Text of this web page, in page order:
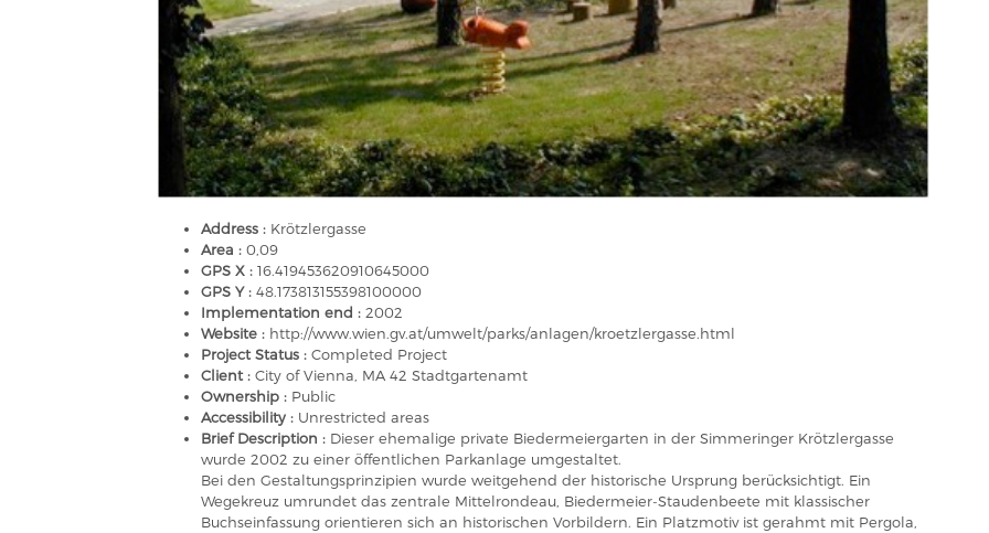
Address : Krötzlergasse
Area : 0,09
GPS X : 16.419453620910645000
GPS Y : 48.173813155398100000
Implementation end : 2002
Website : http://www.wien.gv.at/umwelt/parks/anlagen/kroetzlergasse.html
Project Status : Completed Project
Client : City of Vienna, MA 42 Stadtgartenamt
Ownership : Public
Accessibility : Unrestricted areas
Brief Description : Dieser ehemalige private Biedermeiergarten in der Simmeringer Krötzlergasse
wurde 2002 zu einer öffentlichen Parkanlage umgestaltet.
Bei den Gestaltungsprinzipien wurde weitgehend der historische Ursprung berücksichtigt. Ein
Wegekreuz umrundet das zentrale Mittelrondeau, Biedermeier-Staudenbeete mit klassischer
Buchseinfassung orientieren sich an historischen Vorbildern. Ein Platzmotiv ist gerahmt mit Pergola,